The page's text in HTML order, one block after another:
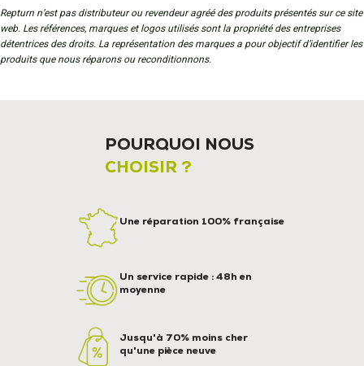
Repturn n’est pas distributeur ou revendeur agréé des produits présentés sur ce site
web. Les références, marques et logos utilisés sont la propriété des entreprises
détentrices des droits. La représentation des marques a pour objectif d’identifier les
produits que nous réparons ou reconditionnons.
POURQUOI NOUS
CHOISIR ?
Une réparation 100% française
Un service rapide : 48h en
moyenne
Jusqu'à 70% moins cher
qu'une pièce neuve